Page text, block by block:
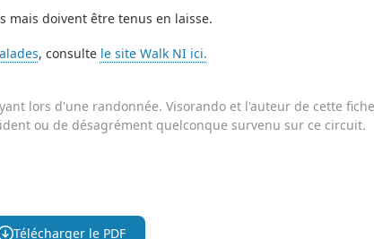
mais doivent être tenus en laisse.
, consulte le site Walk NI ici.
lors d'une randonnée. Visorando et l'auteur de cette
ou de désagrément quelconque survenu sur ce circuit.
Télécharger le PDF